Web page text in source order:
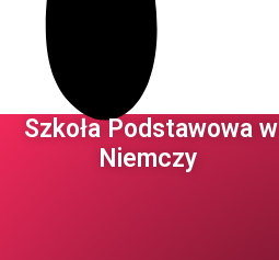
Szkoła Podstawowa w
Niemczy ​